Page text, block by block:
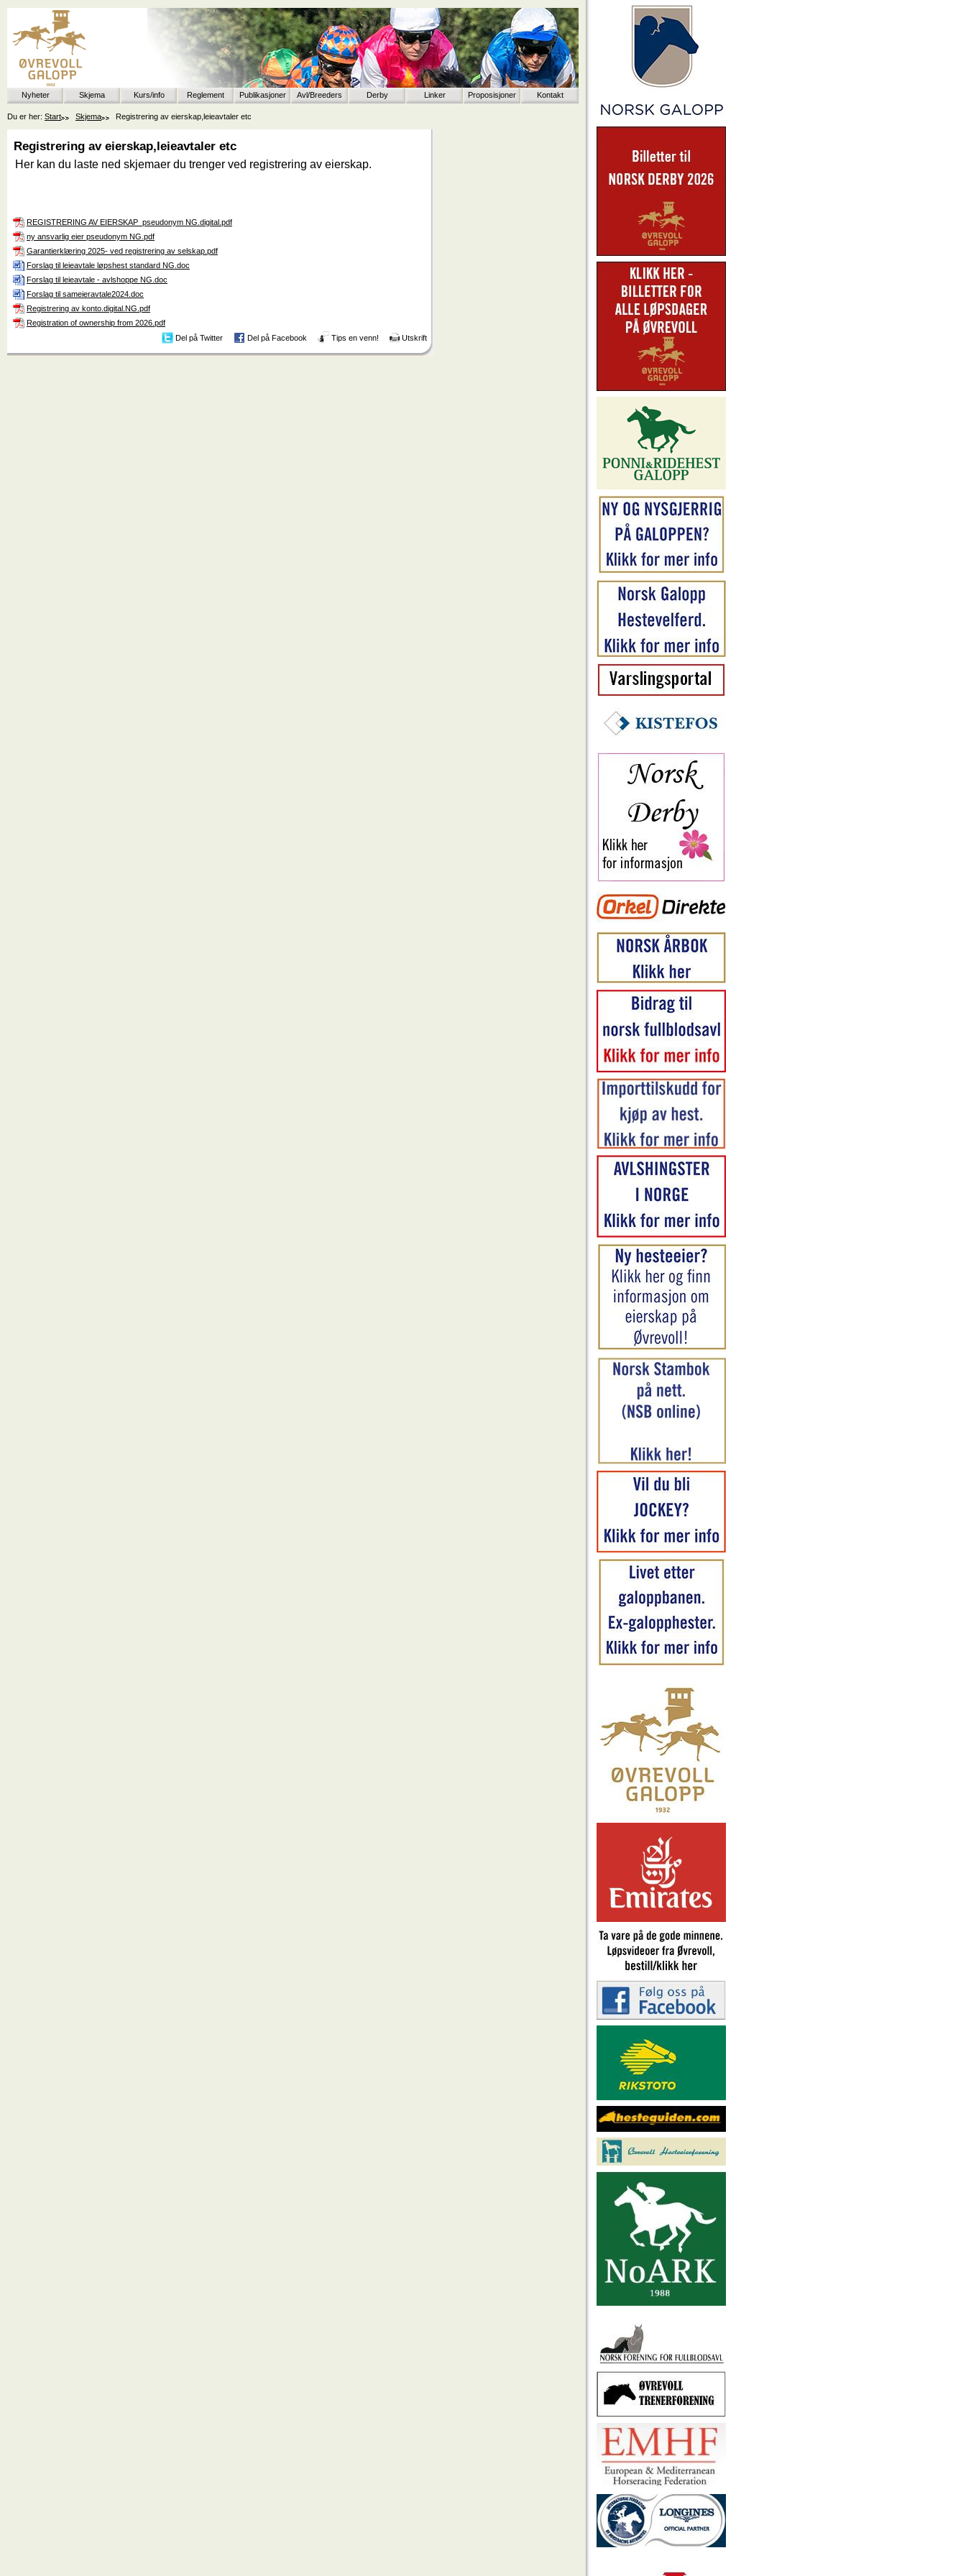
Nyheter Skjema Kurs/info Reglement Publikasjoner Avl/Breeders Derby Linker Proposisjoner Kontakt
Du er her: Start Skjema Registrering av eierskap,leieavtaler etc
Registrering av eierskap,leieavtaler etc
Her kan du laste ned skjemaer du trenger ved registrering av eierskap.
REGISTRERING AV EIERSKAP_pseudonym NG.digital.pdf
ny ansvarlig eier pseudonym NG.pdf
Garantierklæring 2025- ved registrering av selskap.pdf
Forslag til leieavtale løpshest standard NG.doc
Forslag til leieavtale - avlshoppe NG.doc
Forslag til sameieravtale2024.doc
Registrering av konto.digital.NG.pdf
Registration of ownership from 2026.pdf
Del på Twitter
Del på Facebook Tips en venn! Utskrift